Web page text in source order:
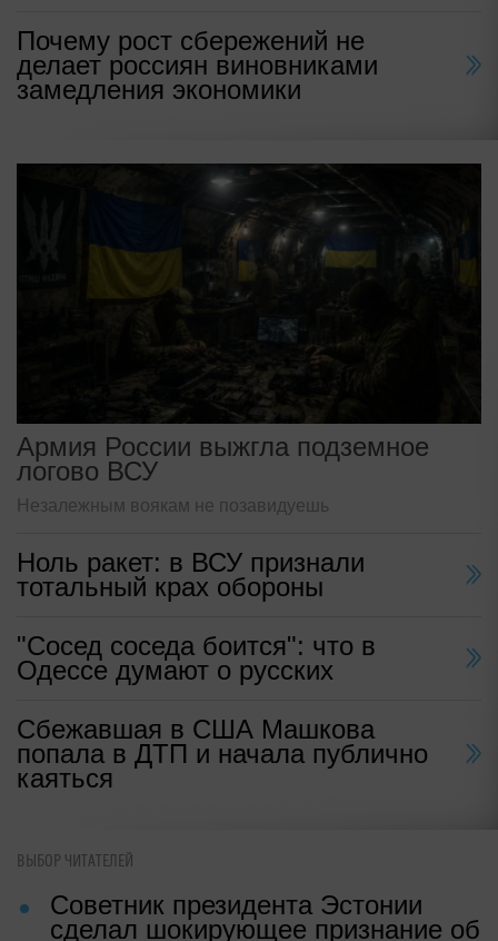
Почему рост сбережений не
делает россиян виновниками
замедления экономики
Армия России выжгла подземное
логово ВСУ
Незалежным воякам не позавидуешь
Ноль ракет: в ВСУ признали
тотальный крах обороны
"Сосед соседа боится": что в
Одессе думают о русских
Сбежавшая в США Машкова
попала в ДТП и начала публично
каяться
ВЫБОР ЧИТАТЕЛЕЙ
Советник президента Эстонии
сделал шокирующее признание об